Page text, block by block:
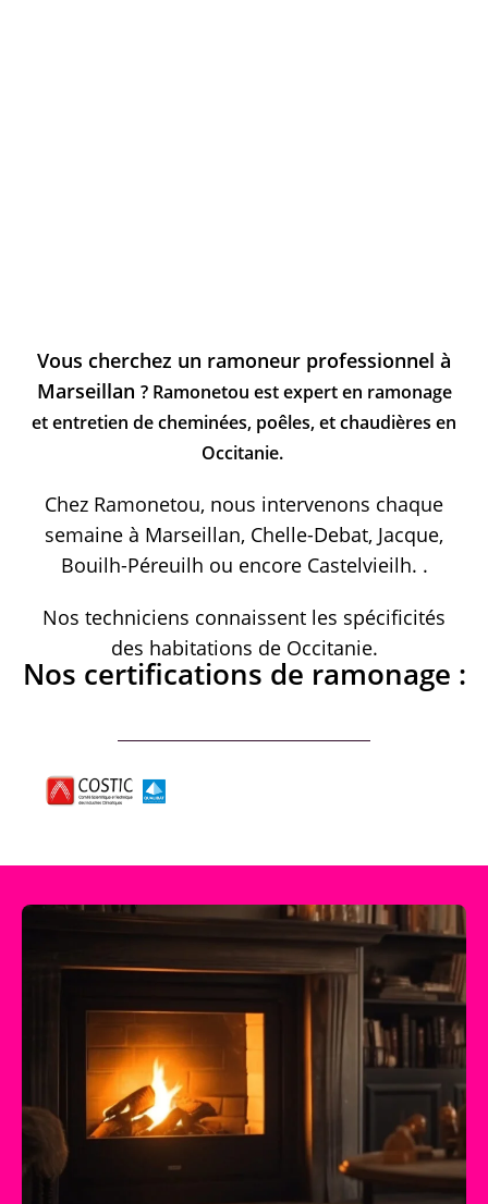
Vous cherchez un ramoneur professionnel à
Marseillan ? Ramonetou est expert en ramonage
et entretien de cheminées, poêles, et chaudières en
Occitanie.
Chez Ramonetou, nous intervenons chaque
semaine à Marseillan, Chelle-Debat, Jacque,
Bouilh-Péreuilh ou encore Castelvieilh. .
Nos techniciens connaissent les spécificités
des habitations de Occitanie.
Nos certifications de ramonage :